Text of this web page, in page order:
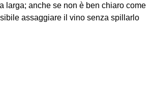
anche se non è ben chiaro come
assaggiare il vino senza spillarlo